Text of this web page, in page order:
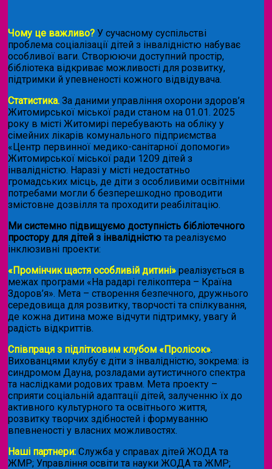
Чому це важливо? У сучасному суспільстві
проблема соціалізації дітей з інвалідністю набуває
особливої ваги. Створюючи доступний простір,
бібліотека відкриває можливості для розвитку,
підтримки й упевненості кожного відвідувача.
Статистика. За даними управління охорони здоров’я
Житомирської міської ради станом на 01.01. 2025
року в місті Житомирі перебувають на обліку у
сімейних лікарів комунального підприємства
«Центр первинної медико-санітарної допомоги»
Житомирської міської ради 1209 дітей з
інвалідністю. Наразі у місті недостатньо
громадських місць, де діти з особливими освітніми
потребами могли б безперешкодно проводити
змістовне дозвілля та проходити реабілітацію.
Ми системно підвищуємо доступність бібліотечного
простору для дітей з інвалідністю та реалізуємо
інклюзивні проекти:
«Промінчик щастя особливій дитині» реалізується в
межах програми «На радарі гелікоптера – Країна
Здоров’я». Мета – створення безпечного, дружнього
середовища для розвитку, творчості та спілкування,
де кожна дитина може відчути підтримку, увагу й
радість відкриттів.
Співпраця з підлітковим клубом «Пролісок».
Вихованцями клубу є діти з інвалідністю, зокрема: із
синдромом Дауна, розладами аутистичного спектра
та наслідками родових травм. Мета проекту –
сприяти соціальній адаптації дітей, залученню їх до
активного культурного та освітнього життя,
розвитку творчих здібностей і формуванню
впевненості у власних можливостях.
Наші партнери: Служба у справах дітей ЖОДА та
ЖМР; Управління освіти та науки ЖОДА та ЖМР;